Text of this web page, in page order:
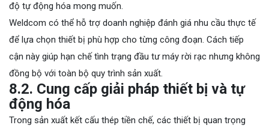
độ tự động hóa mong muốn.
Weldcom có thể hỗ trợ doanh nghiệp đánh giá nhu cầu thực tế
để lựa chọn thiết bị phù hợp cho từng công đoạn. Cách tiếp
cận này giúp hạn chế tình trạng đầu tư máy rời rạc nhưng không
đồng bộ với toàn bộ quy trình sản xuất.
8.2. Cung cấp giải pháp thiết bị và tự
động hóa
Trong sản xuất kết cấu thép tiền chế, các thiết bị quan trọng